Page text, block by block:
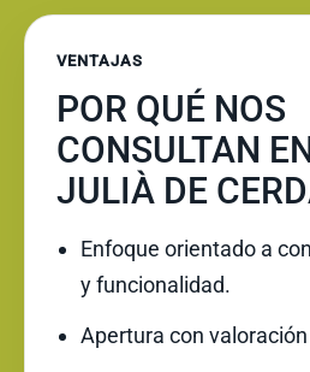
VENTAJAS
POR QUÉ NOS
CONSULTAN
JULIÀ DE
Enfoque orientado a
y funcionalidad.
Apertura con